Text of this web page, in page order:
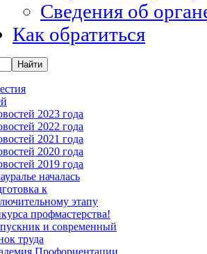
Сведения об
Как обратиться
2023 года
2022 года
2021 года
2020 года
2019 года
началась
к
этапу
профмастерства!
и современный
труда
Профориентации